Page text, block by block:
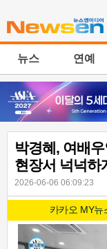
뉴스 연예
박경혜, 여배
현장서 넉넉하
2026-06-06 06:09:23
카카오 MY뉴